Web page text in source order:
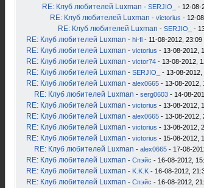
RE: Клуб любителей Luxman - SERJIO_ - 12-08-
RE: Клуб любителей Luxman - victorius - 12-
RE: Клуб любителей Luxman - SERJIO_ -
RE: Клуб любителей Luxman - hi-fi - 11-08-2012, 23:09
RE: Клуб любителей Luxman - victorius - 13-08-2012,
RE: Клуб любителей Luxman - victor74 - 13-08-2012,
RE: Клуб любителей Luxman - SERJIO_ - 13-08-2012,
RE: Клуб любителей Luxman - alex0665 - 13-08-2012,
RE: Клуб любителей Luxman - serg0603 - 14-08-
RE: Клуб любителей Luxman - victorius - 13-08-2012,
RE: Клуб любителей Luxman - alex0665 - 13-08-2012,
RE: Клуб любителей Luxman - victorius - 13-08-2012,
RE: Клуб любителей Luxman - victorius - 15-08-2012,
RE: Клуб любителей Luxman - alex0665 - 17-08-
RE: Клуб любителей Luxman - Спэйс - 16-08-2012,
RE: Клуб любителей Luxman - K.K.K - 16-08-2012,
RE: Клуб любителей Luxman - Спэйс - 16-08-2012,